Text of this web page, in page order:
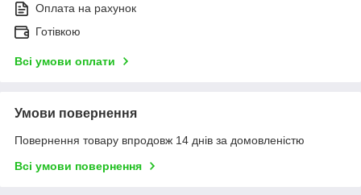
Оплата на рахунок
Готівкою
Всі умови оплати
Умови повернення
Повернення товару впродовж 14 днів за домовленістю
Всі умови повернення